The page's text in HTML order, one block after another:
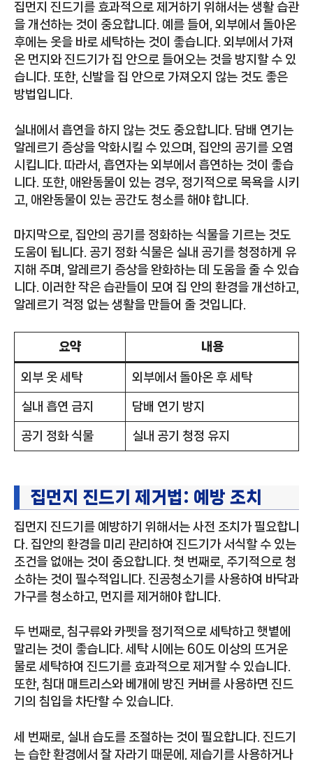
집먼지 진드기를 효과적으로 제거하기 위해서는 생활 습관
을 개선하는 것이 중요합니다. 예를 들어, 외부에서 돌아온
후에는 옷을 바로 세탁하는 것이 좋습니다. 외부에서 가져
온 먼지와 진드기가 집 안으로 들어오는 것을 방지할 수 있
습니다. 또한, 신발을 집 안으로 가져오지 않는 것도 좋은
방법입니다.
실내에서 흡연을 하지 않는 것도 중요합니다. 담배 연기는
알레르기 증상을 악화시킬 수 있으며, 집안의 공기를 오염
시킵니다. 따라서, 흡연자는 외부에서 흡연하는 것이 좋습
니다. 또한, 애완동물이 있는 경우, 정기적으로 목욕을 시키
고, 애완동물이 있는 공간도 청소를 해야 합니다.
마지막으로, 집안의 공기를 정화하는 식물을 기르는 것도
도움이 됩니다. 공기 정화 식물은 실내 공기를 청정하게 유
지해 주며, 알레르기 증상을 완화하는 데 도움을 줄 수 있습
니다. 이러한 작은 습관들이 모여 집 안의 환경을 개선하고,
알레르기 걱정 없는 생활을 만들어 줄 것입니다.
요약 내용
외부 옷 세탁 외부에서 돌아온 후 세탁
실내 흡연 금지 담배 연기 방지
공기 정화 식물 실내 공기 청정 유지
집먼지 진드기 제거법: 예방 조치
집먼지 진드기를 예방하기 위해서는 사전 조치가 필요합니
다. 집안의 환경을 미리 관리하여 진드기가 서식할 수 있는
조건을 없애는 것이 중요합니다. 첫 번째로, 주기적으로 청
소하는 것이 필수적입니다. 진공청소기를 사용하여 바닥과
가구를 청소하고, 먼지를 제거해야 합니다.
두 번째로, 침구류와 카펫을 정기적으로 세탁하고 햇볕에
말리는 것이 좋습니다. 세탁 시에는 60도 이상의 뜨거운
물로 세탁하여 진드기를 효과적으로 제거할 수 있습니다.
또한, 침대 매트리스와 베개에 방진 커버를 사용하면 진드
기의 침입을 차단할 수 있습니다.
세 번째로, 실내 습도를 조절하는 것이 필요합니다. 진드기
는 습한 환경에서 잘 자라기 때문에, 제습기를 사용하거나